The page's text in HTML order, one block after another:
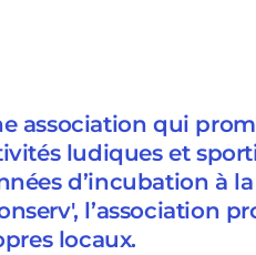
association qui
ludiques et
d’incubation à
l’association
locaux.